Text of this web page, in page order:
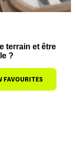
terrain et être
?
FAVOURITES